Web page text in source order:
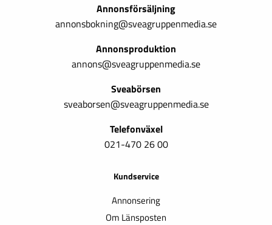
Annonsförsäljning
annonsbokning@sveagruppenmedia.se
Annonsproduktion
annons@sveagruppenmedia.se
Sveabörsen
sveaborsen@sveagruppenmedia.se
Telefonväxel
021-470 26 00
Kundservice
Annonsering
Om Länsposten